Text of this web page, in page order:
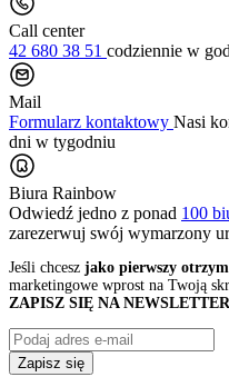
Call center
42 680 38 51 codziennie w
Mail
Formularz kontaktowy Nasi
dni w tygodniu
Biura Rainbow
Odwiedź jedno z ponad 100
zarezerwuj swój wymarzony
Jeśli chcesz jako pierwszy
marketingowe wprost na Twoją
ZAPISZ SIĘ NA
Zapisz się